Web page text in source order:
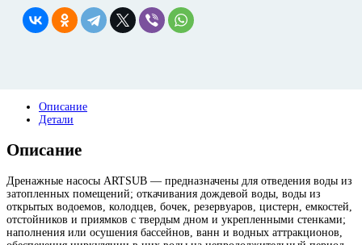
Описание
Детали
Описание
Дренажные насосы ARTSUB — предназначены для отведения воды из
затопленных помещений; откачивания дождевой воды, воды из
открытых водоемов, колодцев, бочек, резервуаров, цистерн, емкостей,
отстойников и приямков с твердым дном и укрепленными стенками;
наполнения или осушения бассейнов, ванн и водных аттракционов,